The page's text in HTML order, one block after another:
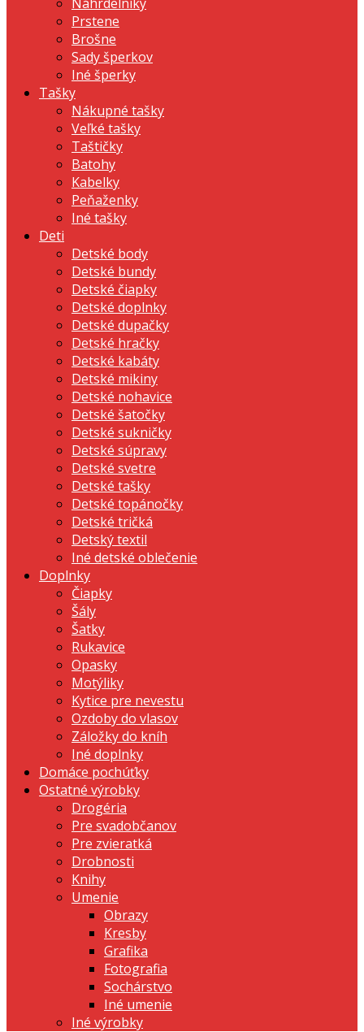
Prstene
Brošne
Sady šperkov
Iné šperky
Tašky
Nákupné tašky
Veľké tašky
Taštičky
Batohy
Kabelky
Peňaženky
Iné tašky
Deti
Detské body
Detské bundy
Detské čiapky
Detské doplnky
Detské dupačky
Detské hračky
Detské kabáty
Detské mikiny
Detské nohavice
Detské šatočky
Detské sukničky
Detské súpravy
Detské svetre
Detské tašky
Detské topánočky
Detské tričká
Detský textil
Iné detské oblečenie
Doplnky
Čiapky
Šály
Šatky
Rukavice
Opasky
Motýliky
Kytice pre nevestu
Ozdoby do vlasov
Záložky do kníh
Iné doplnky
Domáce pochúťky
Ostatné výrobky
Drogéria
Pre svadobčanov
Pre zvieratká
Drobnosti
Knihy
Umenie
Obrazy
Kresby
Grafika
Fotografia
Sochárstvo
Iné umenie
Iné výrobky